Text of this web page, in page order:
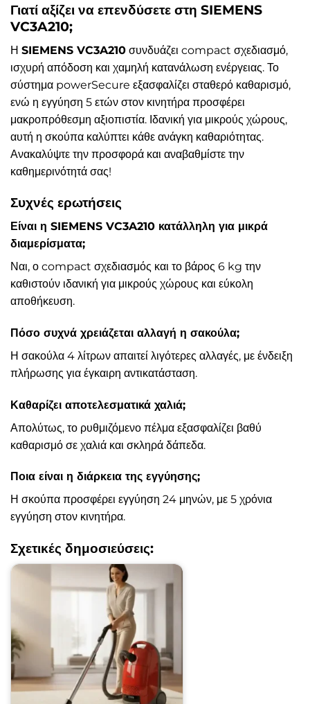
Γιατί αξίζει να επενδύσετε στη SIEMENS
VC3A210;
Η SIEMENS VC3A210 συνδυάζει compact σχεδιασμό,
ισχυρή απόδοση και χαμηλή κατανάλωση ενέργειας. Το
σύστημα powerSecure εξασφαλίζει σταθερό καθαρισμό,
ενώ η εγγύηση 5 ετών στον κινητήρα προσφέρει
μακροπρόθεσμη αξιοπιστία. Ιδανική για μικρούς χώρους,
αυτή η σκούπα καλύπτει κάθε ανάγκη καθαριότητας.
Ανακαλύψτε την προσφορά και αναβαθμίστε την
καθημερινότητά σας!
Συχνές ερωτήσεις
Είναι η SIEMENS VC3A210 κατάλληλη για μικρά
διαμερίσματα;
Ναι, ο compact σχεδιασμός και το βάρος 6 kg την
καθιστούν ιδανική για μικρούς χώρους και εύκολη
αποθήκευση.
Πόσο συχνά χρειάζεται αλλαγή η σακούλα;
Η σακούλα 4 λίτρων απαιτεί λιγότερες αλλαγές, με ένδειξη
πλήρωσης για έγκαιρη αντικατάσταση.
Καθαρίζει αποτελεσματικά χαλιά;
Απολύτως, το ρυθμιζόμενο πέλμα εξασφαλίζει βαθύ
καθαρισμό σε χαλιά και σκληρά δάπεδα.
Ποια είναι η διάρκεια της εγγύησης;
Η σκούπα προσφέρει εγγύηση 24 μηνών, με 5 χρόνια
εγγύηση στον κινητήρα.
Σχετικές δημοσιεύσεις: